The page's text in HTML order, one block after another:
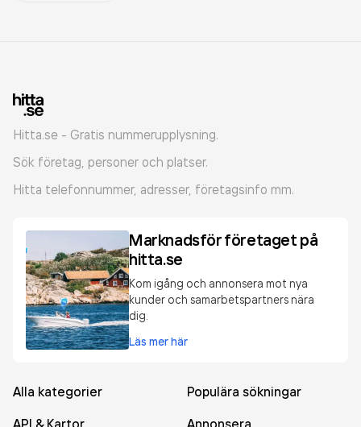
Hitta.se - Gratis nummerupplysning.
Sök företag, personer och platser.
Hitta telefonnummer, adresser, företagsinfo mm.
Marknadsför företaget på
hitta.se
Kom igång och annonsera mot nya
kunder och samarbetspartners nära
dig.
Läs mer här
Alla kategorier
Populära sökningar
API & Kartor
Annonsera